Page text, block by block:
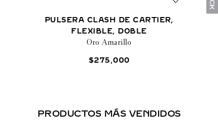
PULSERA CLASH DE CARTIER,
FLEXIBLE, DOBLE
Oro Amarillo
$275,000
PRODUCTOS MÁS VENDIDOS